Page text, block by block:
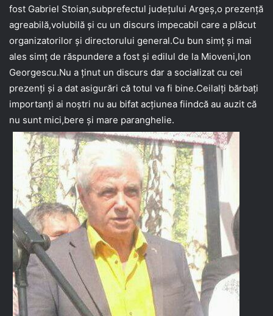
fost Gabriel Stoian,subprefectul județului Argeș,o prezență
agreabilă,volubilă și cu un discurs impecabil care a plăcut
organizatorilor și directorului general.Cu bun simț și mai
ales simț de răspundere a fost și edilul de la Mioveni,Ion
Georgescu.Nu a ținut un discurs dar a socializat cu cei
prezenți și a dat asigurări că totul va fi bine.Ceilalți bărbați
importanți ai noștri nu au bifat acțiunea fiindcă au auzit că
nu sunt mici,bere și mare paranghelie.